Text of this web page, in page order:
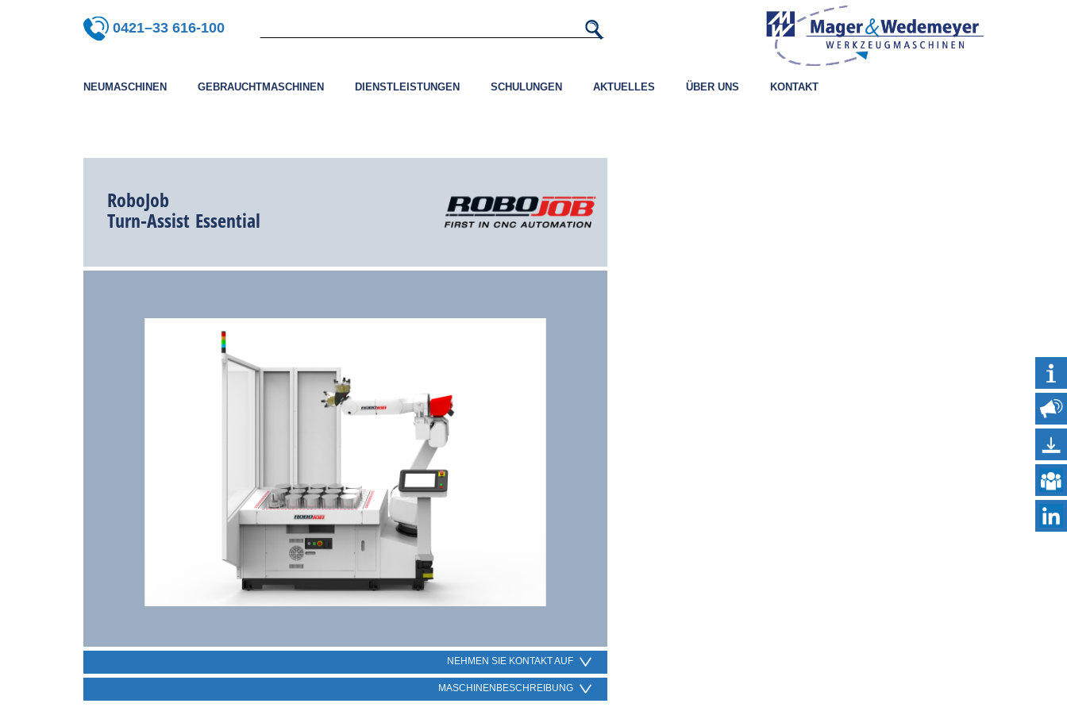
0421–33 616-100
NEUMASCHINEN GEBRAUCHTMASCHINEN DIENSTLEISTUNGEN SCHULUNGEN AKTUELLES ÜBER UNS KONTAKT
RoboJob
Turn-Assist Essential
NEHMEN SIE KONTAKT AUF
MASCHINENBESCHREIBUNG